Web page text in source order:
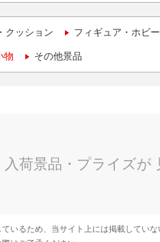
クッション フィギュア・ホビー
物 その他景品